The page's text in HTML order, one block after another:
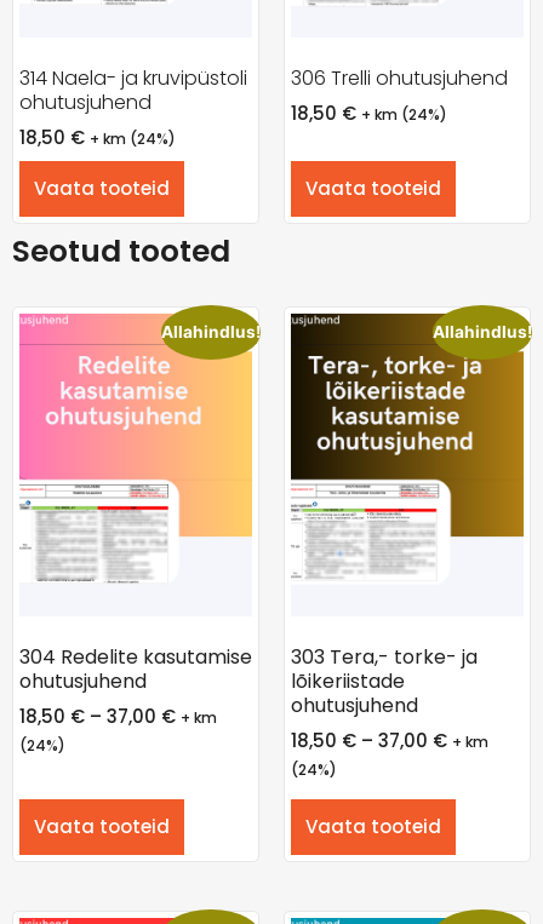
314 Naela- ja kruvipüstoli
ohutusjuhend
18,50 € + km (24%)
Vaata tooteid
306 Trelli ohutusjuhend
18,50 € + km (24%)
Vaata tooteid
Seotud tooted
Allahindlus!
304 Redelite kasutamise
ohutusjuhend
18,50 € – 37,00 € + km
(24%)
Vaata tooteid
Allahindlus!
303 Tera,- torke- ja
lõikeriistade
ohutusjuhend
18,50 € – 37,00 € + km
(24%)
Vaata tooteid